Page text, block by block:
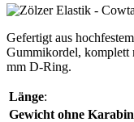
Gefertigt aus
Gummikordel, komplett
mm D-Ring.
Länge:
Gewicht ohne